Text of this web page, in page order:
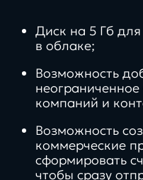
Диск на 5 Гб
в облаке;
Возможность
компаний и
Возможность
коммерческие
сформировать
чтобы сразу